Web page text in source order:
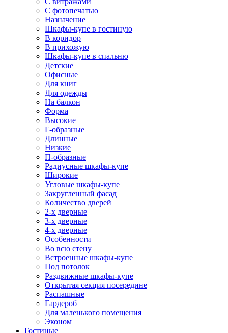
С фотопечатью
Назначение
Шкафы-купе в гостиную
В коридор
В прихожую
Шкафы-купе в спальню
Детские
Офисные
Для книг
Для одежды
На балкон
Форма
Высокие
Г-образные
Длинные
Низкие
П-образные
Радиусные шкафы-купе
Широкие
Угловые шкафы-купе
Закругленный фасад
Количество дверей
2-х дверные
3-х дверные
4-х дверные
Особенности
Во всю стену
Встроенные шкафы-купе
Под потолок
Раздвижные шкафы-купе
Открытая секция посередине
Распашные
Гардероб
Для маленького помещения
Эконом
Гостиные